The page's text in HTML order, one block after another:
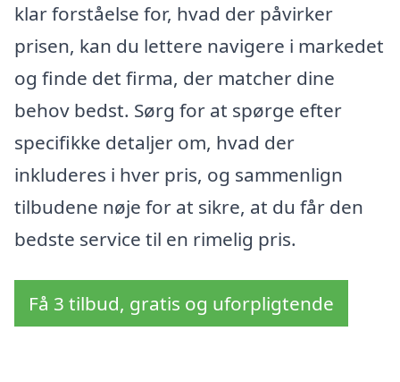
klar forståelse for, hvad der påvirker
prisen, kan du lettere navigere i markedet
og finde det firma, der matcher dine
behov bedst. Sørg for at spørge efter
specifikke detaljer om, hvad der
inkluderes i hver pris, og sammenlign
tilbudene nøje for at sikre, at du får den
bedste service til en rimelig pris.
Få 3 tilbud, gratis og uforpligtende